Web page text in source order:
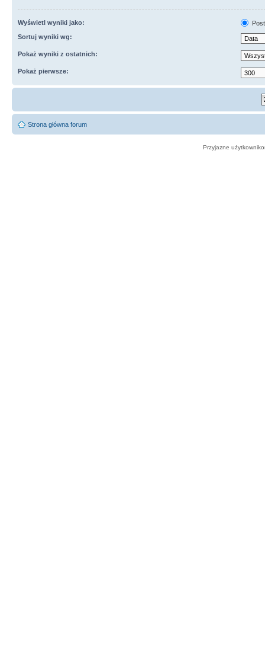
Wyświetl wyniki jako:
Sortuj wyniki wg:
Pokaż wyniki z ostatnich:
Pokaż pierwsze:
Strona główna forum
Przyjazne